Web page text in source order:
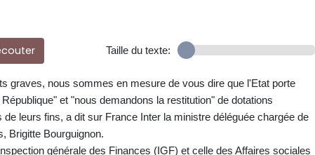
Taille du texte:
graves, nous sommes en mesure de vous dire que l'Etat porte
et "nous demandons la restitution" de dotations
leurs fins, a dit sur France Inter la ministre déléguée chargée de
Brigitte Bourguignon.
générale des Finances (IGF) et celle des Affaires sociales